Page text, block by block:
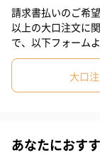
#息子 #姉 #妹
#同僚男性 #同僚
#母親
#40代 #50代
請求書払いのご希
以上の大口注文に
で、以下フォーム
大口
あなたにおす